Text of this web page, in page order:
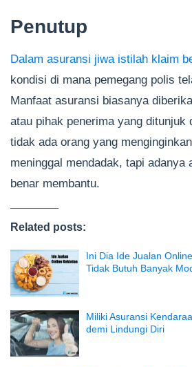
Penutup
Dalam asuransi jiwa istilah klaim
kondisi di mana pemegang polis
Manfaat asuransi biasanya
atau pihak penerima yang ditunjuk
tidak ada orang yang
meninggal mendadak, tapi adanya
benar membantu.
Related posts:
Ini Dia Ide Jualan
Tidak Butuh Banyak
Miliki Asuransi
demi Lindungi Diri